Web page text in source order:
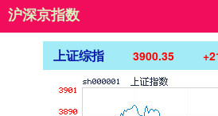
沪深京指数
上证综指 3900.35